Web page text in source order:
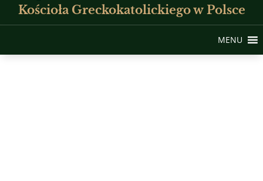
Kościoła Greckokatolickiego w Polsce
MENU